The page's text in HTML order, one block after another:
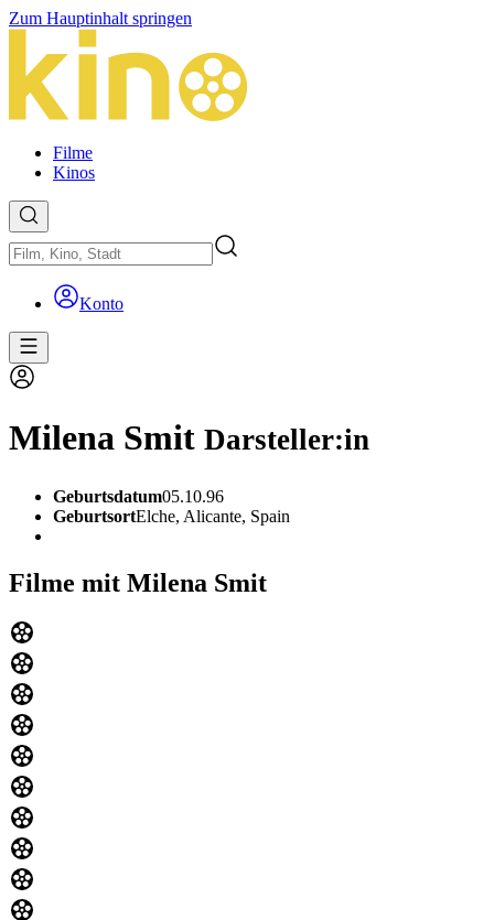
Zum Hauptinhalt springen
Filme
Kinos
Konto
Milena Smit Darsteller:in
Geburtsdatum05.10.96
GeburtsortElche, Alicante, Spain
Filme mit Milena Smit